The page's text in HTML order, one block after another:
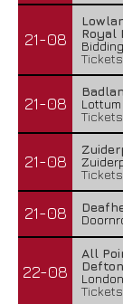
21-08
Royal
Tickets
21-08
Lottum
Tickets
21-08
Tickets
21-08
22-08
All
London
Tickets